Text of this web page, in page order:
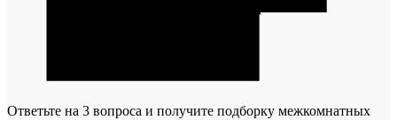
Ответьте на 3 вопроса и получите подборку межкомнатных